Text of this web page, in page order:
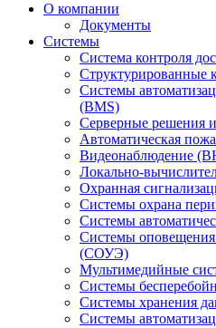
О компании
Документы
Системы
Система контроля
Структурированные
Системы
(BMS)
Серверные решения
Автоматическая
Видеонаблюдение
Локально-
Охранная
Системы охрана
Системы
Системы оповещения
(СОУЭ)
Мультимедийные
Системы
Системы хранения
Системы